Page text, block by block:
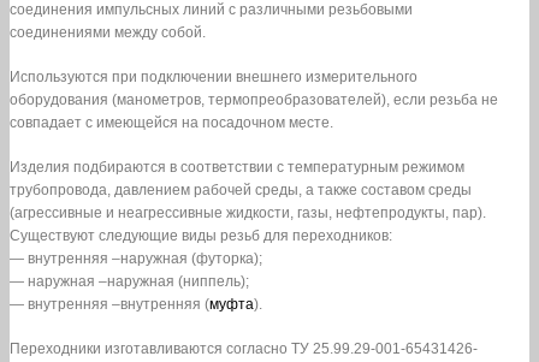
соединения импульсных линий с различными резьбовыми
соединениями между собой.
Используются при подключении внешнего измерительного
оборудования (манометров, термопреобразователей), если резьба не
совпадает с имеющейся на посадочном месте.
Изделия подбираются в соответствии с температурным режимом
трубопровода, давлением рабочей среды, а также составом среды
(агрессивные и неагрессивные жидкости, газы, нефтепродукты, пар).
Существуют следующие виды резьб для переходников:
— внутренняя –наружная (футорка);
— наружная –наружная (ниппель);
— внутренняя –внутренняя (муфта).
Переходники изготавливаются согласно ТУ 25.99.29-001-65431426-